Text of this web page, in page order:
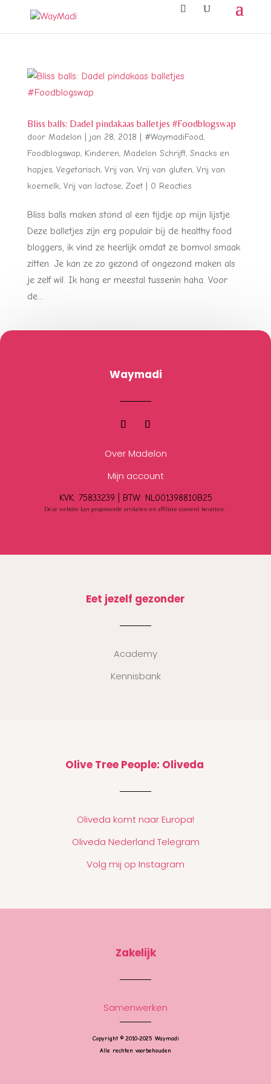
Bliss balls: Dadel pindakaas balletjes #Foodblogswap
door Madelon jan 28, 2018 #WaymadiFood,
Foodblogswap, Kinderen, Madelon Schrijft, Snacks en
hapjes, Vegetarisch, Vrij van, Vrij van gluten, Vrij van
koemelk, Vrij van lactose, Zoet| 0 Reacties
Bliss balls maken stond al een tijdje op mijn lijstje.
Deze balletjes zijn erg populair bij de healthy food
bloggers, ik vind ze heerlijk omdat ze bomvol smaak
zitten. Je kan ze zo gezond of ongezond maken als
je zelf wil. Ik hang er meestal tussenin haha. Voor
de...
Waymadi
Over Madelon
Mijn account
KVK: 75833239 | BTW: NL001398810B25
Deze website kan gesponsorde artikelen en affiliate content bevatten.
Eet jezelf gezonder
Academy
Kennisbank
Olive Tree People: Oliveda
Oliveda komt naar Europa!
Oliveda Nederland Telegram
Volg mij op Instagram
Zakelijk
Samenwerken
Copyright © 2010-2025 Waymadi
Alle rechten voorbehouden